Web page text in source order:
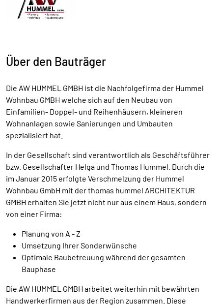
Über den Bauträger
Die AW HUMMEL GMBH ist die Nachfolgefirma der Hummel
Wohnbau GMBH welche sich auf den Neubau von
Einfamilien- Doppel- und Reihenhäusern, kleineren
Wohnanlagen sowie Sanierungen und Umbauten
spezialisiert hat.
In der Gesellschaft sind verantwortlich als Geschäftsführer
bzw. Gesellschafter Helga und Thomas Hummel. Durch die
im Januar 2015 erfolgte Verschmelzung der Hummel
Wohnbau GmbH mit der thomas hummel ARCHITEKTUR
GMBH erhalten Sie jetzt nicht nur aus einem Haus, sondern
von einer Firma:
Planung von A - Z
Umsetzung Ihrer Sonderwünsche
Optimale Baubetreuung während der gesamten
Bauphase
Die AW HUMMEL GMBH arbeitet weiterhin mit bewährten
Handwerkerfirmen aus der Region zusammen. Diese